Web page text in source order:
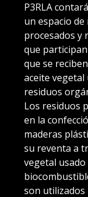
P3RLA
un espacio
procesados y
que
que se
aceite vegetal
residuos
Los residuos
en la
maderas
su reventa a
vegetal
son